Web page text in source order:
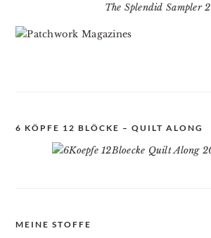
The Splendid Sampler 2
6 KÖPFE 12 BLÖCKE – QUILT ALONG
MEINE STOFFE